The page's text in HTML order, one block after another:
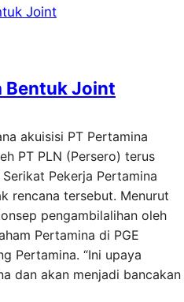
Bentuk Joint
akuisisi PT Pertamina
PT PLN (Persero) terus
Pekerja Pertamina
rencana tersebut. Menurut
pengambilalihan oleh
Pertamina di PGE
Pertamina. “Ini upaya
dan akan menjadi bancakan